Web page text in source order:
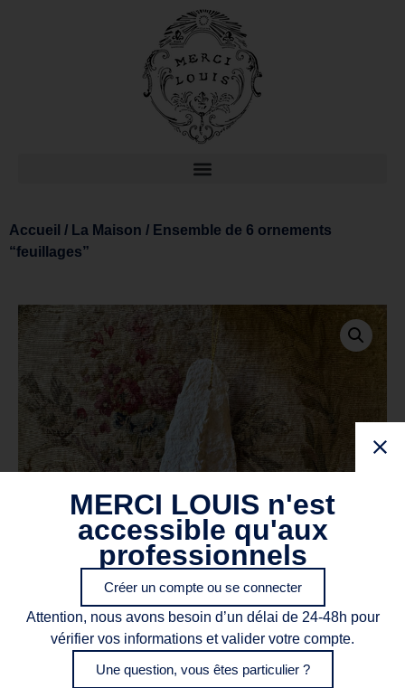
Accueil / La Maison / Ensemble de 6 ornements
“feuillages”
MERCI LOUIS n'est
accessible qu'aux
professionnels
Créer un compte ou se connecter
Attention, nous avons besoin d’un délai de 24-48h pour
vérifier vos informations et valider votre compte.
Une question, vous êtes particulier ?